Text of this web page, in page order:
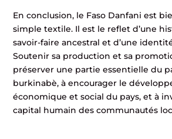
En conclusion, le Faso Danfani est
simple textile. Il est le reflet d’une
savoir-faire ancestral et d’une
Soutenir sa production et sa
préserver une partie essentielle du
burkinabè, à encourager le
économique et social du pays, et à
capital humain des communautés